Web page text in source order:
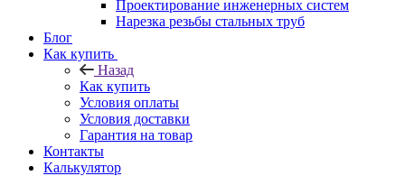
Проектирование инженерных систем
Нарезка резьбы стальных труб
Блог
Как купить
Назад
Как купить
Условия оплаты
Условия доставки
Гарантия на товар
Контакты
Калькулятор